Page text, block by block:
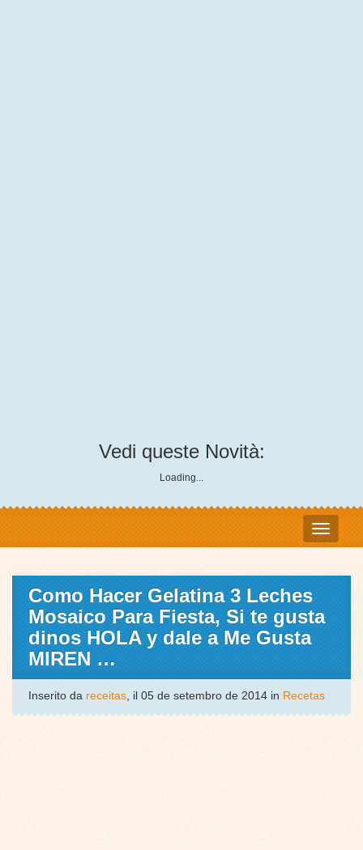
Vedi queste Novità:
Loading...
Como Hacer Gelatina 3 Leches
Mosaico Para Fiesta, Si te gusta
dinos HOLA y dale a Me Gusta
MIREN …
Inserito da receitas, il 05 de setembro de 2014 in Recetas